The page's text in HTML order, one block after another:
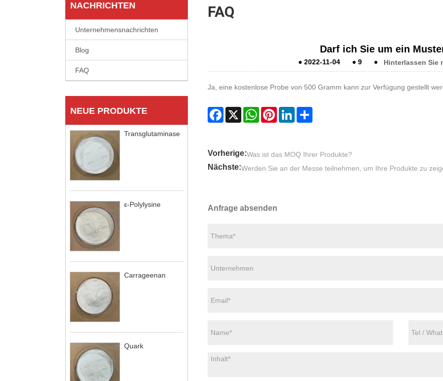
NACHRICHTEN
Unternehmensnachrichten
Blog
FAQ
NEUE PRODUKTE
Transglutaminase
ε-Polylysine
Carrageenan
Quark
FAQ
Darf ich Sie um ein
● 2022-11-04 ● 9 ● Hinterlassen Sie
Ja, eine kostenlose Probe von 500 Gramm kann zur Verfügung gestellt
Facebook
X WhatsAppPinterestLinkedInShare
Vorherige:Was ist das MOQ Ihrer Produkte?
Nächste:Werden Sie an der Messe teilnehmen, um Ihre Produkte zu
Anfrage absenden